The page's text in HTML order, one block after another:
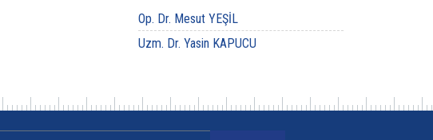
Op. Dr. Mesut YEŞİL
Uzm. Dr. Yasin KAPUCU